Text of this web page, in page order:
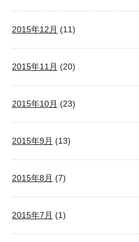
2015年12月 (11)
2015年11月 (20)
2015年10月 (23)
2015年9月 (13)
2015年8月 (7)
2015年7月 (1)